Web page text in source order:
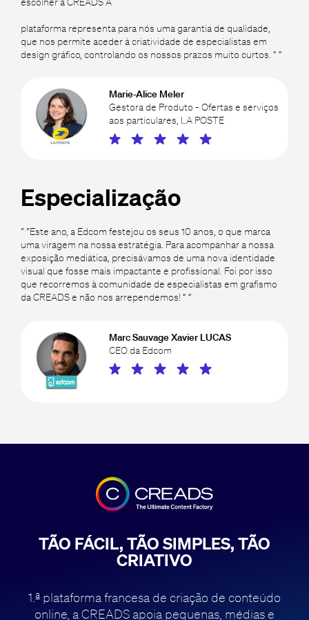
plataforma representa para nós uma garantia de qualidade,
que nos permite aceder à criatividade de especialistas em
design gráfico, controlando os nossos prazos muito curtos. ” ”
Marie-Alice Meler
Gestora de Produto - Ofertas e serviços
aos particulares, LA POSTE
Especialização
“ “Este ano, a Edcom festejou os seus 10 anos, o que marca
uma viragem na nossa estratégia. Para acompanhar a nossa
exposição mediática, precisávamos de uma nova identidade
visual que fosse mais impactante e profissional. Foi por isso
que recorremos à comunidade de especialistas em grafismo
da CREADS e não nos arrependemos! ” ”
Marc Sauvage Xavier LUCAS
CEO da Edcom
TÃO FÁCIL, TÃO SIMPLES, TÃO
CRIATIVO
1.ª plataforma francesa de criação de conteúdo
online, a CREADS apoia pequenas, médias e